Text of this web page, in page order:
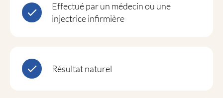
Effectué par un médecin ou une
injectrice infirmière
Résultat naturel